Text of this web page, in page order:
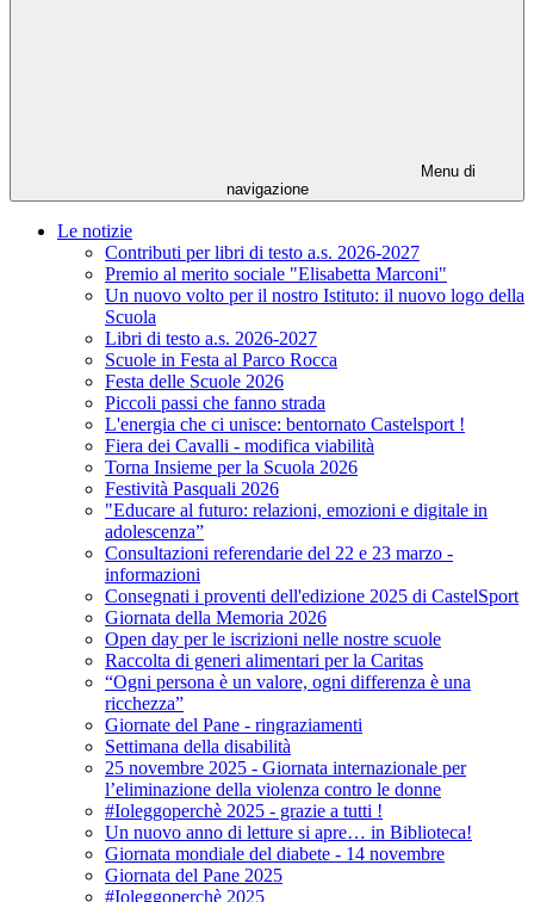
Menu di
navigazione
Le notizie
Contributi per libri di testo a.s. 2026-2027
Premio al merito sociale "Elisabetta Marconi"
Un nuovo volto per il nostro Istituto: il nuovo logo della
Scuola
Libri di testo a.s. 2026-2027
Scuole in Festa al Parco Rocca
Festa delle Scuole 2026
Piccoli passi che fanno strada
L'energia che ci unisce: bentornato Castelsport !
Fiera dei Cavalli - modifica viabilità
Torna Insieme per la Scuola 2026
Festività Pasquali 2026
"Educare al futuro: relazioni, emozioni e digitale in
adolescenza”
Consultazioni referendarie del 22 e 23 marzo -
informazioni
Consegnati i proventi dell'edizione 2025 di CastelSport
Giornata della Memoria 2026
Open day per le iscrizioni nelle nostre scuole
Raccolta di generi alimentari per la Caritas
“Ogni persona è un valore, ogni differenza è una
ricchezza”
Giornate del Pane - ringraziamenti
Settimana della disabilità
25 novembre 2025 - Giornata internazionale per
l’eliminazione della violenza contro le donne
#Ioleggoperchè 2025 - grazie a tutti !
Un nuovo anno di letture si apre… in Biblioteca!
Giornata mondiale del diabete - 14 novembre
Giornata del Pane 2025
#Ioleggoperchè 2025